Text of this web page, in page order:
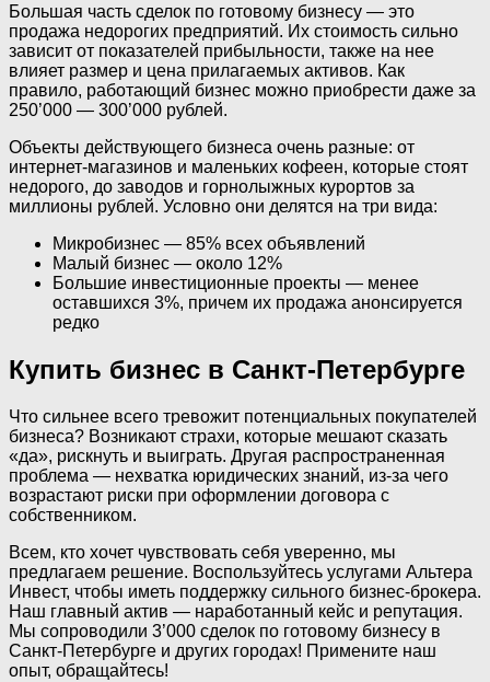
Большая часть сделок по готовому бизнесу — это
продажа недорогих предприятий. Их стоимость сильно
зависит от показателей прибыльности, также на нее
влияет размер и цена прилагаемых активов. Как
правило, работающий бизнес можно приобрести даже за
250’000 — 300’000 рублей.
Объекты действующего бизнеса очень разные: от
интернет-магазинов и маленьких кофеен, которые стоят
недорого, до заводов и горнолыжных курортов за
миллионы рублей. Условно они делятся на три вида:
Микробизнес — 85% всех объявлений
Малый бизнес — около 12%
Большие инвестиционные проекты — менее
оставшихся 3%, причем их продажа анонсируется
редко
Купить бизнес в Санкт-Петербурге
Что сильнее всего тревожит потенциальных покупателей
бизнеса? Возникают страхи, которые мешают сказать
«да», рискнуть и выиграть. Другая распространенная
проблема — нехватка юридических знаний, из-за чего
возрастают риски при оформлении договора с
собственником.
Всем, кто хочет чувствовать себя уверенно, мы
предлагаем решение. Воспользуйтесь услугами Альтера
Инвест, чтобы иметь поддержку сильного бизнес-брокера.
Наш главный актив — наработанный кейс и репутация.
Мы сопроводили 3’000 сделок по готовому бизнесу в
Санкт-Петербурге и других городах! Примените наш
опыт, обращайтесь!